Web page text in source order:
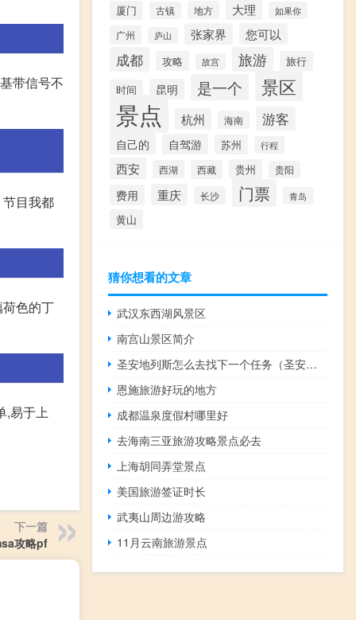
带信号不
目我都
色的丁
,易于上
下一篇
攻略pf
厦门
古镇 地方 大理 如果你
广州 庐山 张家界 您可以
成都 攻略 故宫 旅游
旅行
时间
昆明 是一个 景区
景点 杭州 海南 游客
自己的 自驾游 苏州 行程
西安 西湖 西藏 贵州 贵阳
费用 重庆 长沙 门票 青岛
黄山
猜你想看的文章
武汉东西湖风景区
南宫山景区简介
圣安地列斯怎么去找下一个任务（圣安地列斯怎么去妓院）
恩施旅游好玩的地方
成都温泉度假村哪里好
去海南三亚旅游攻略景点必去
上海胡同弄堂景点
美国旅游签证时长
武夷山周边游攻略
11月云南旅游景点